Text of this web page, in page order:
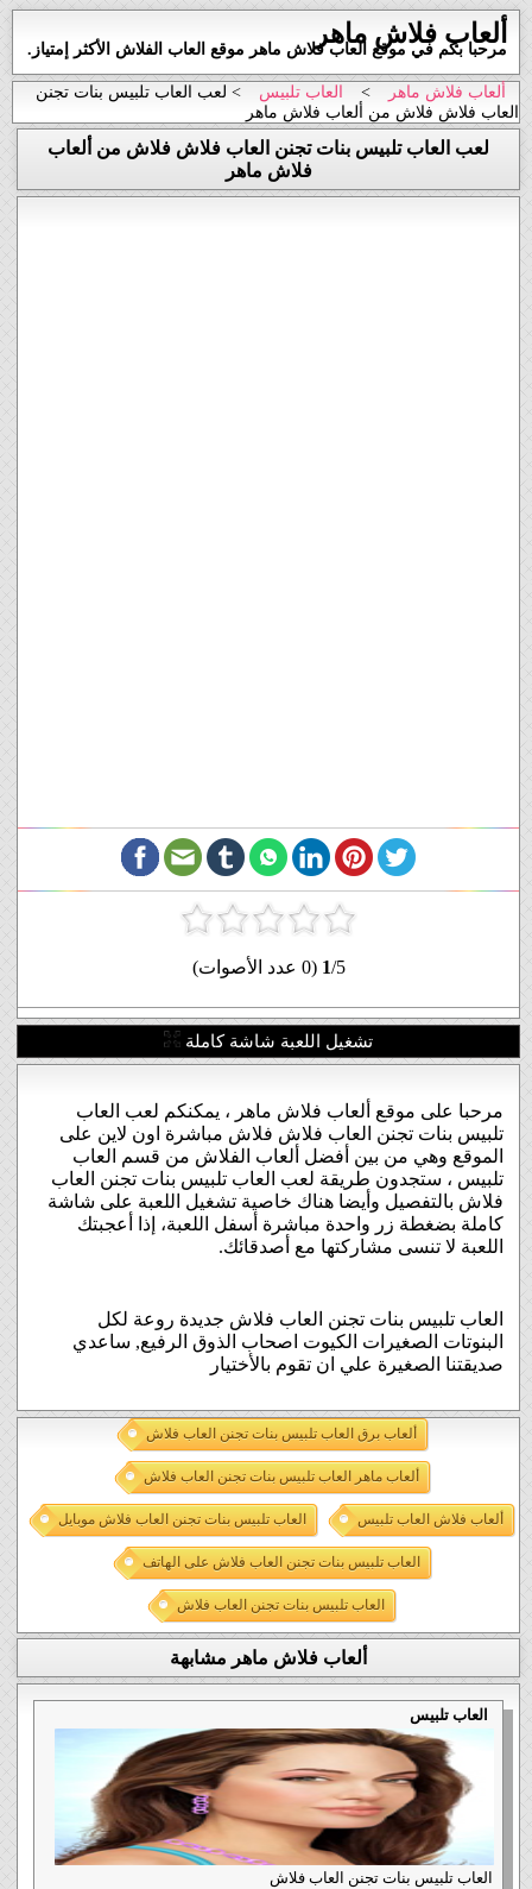
ألعاب فلاش ماهر
مرحبا بكم في موقع العاب فلاش ماهر موقع العاب الفلاش الأكثر إمتياز.
ألعاب فلاش ماهر > العاب تلبيس
> لعب العاب تلبيس بنات تجنن
العاب فلاش فلاش من ألعاب فلاش ماهر
لعب العاب تلبيس بنات تجنن العاب فلاش فلاش من ألعاب
فلاش ماهر
1/5 (0 عدد الأصوات)
تشغيل اللعبة شاشة كاملة
مرحبا على موقع ألعاب فلاش ماهر ، يمكنكم لعب العاب
تلبيس بنات تجنن العاب فلاش فلاش مباشرة اون لاين على
الموقع وهي من بين أفضل ألعاب الفلاش من قسم العاب
تلبيس ، ستجدون طريقة لعب العاب تلبيس بنات تجنن العاب
فلاش بالتفصيل وأيضا هناك خاصية تشغيل اللعبة على شاشة
كاملة بضغطة زر واحدة مباشرة أسفل اللعبة، إذا أعجبتك
اللعبة لا تنسى مشاركتها مع أصدقائك.
العاب تلبيس بنات تجنن العاب فلاش جديدة روعة لكل
البنوتات الصغيرات الكيوت اصحاب الذوق الرفيع, ساعدي
صديقتنا الصغيرة علي ان تقوم بالأختيار
ألعاب برق العاب تلبيس بنات تجنن العاب فلاش
ألعاب ماهر العاب تلبيس بنات تجنن العاب فلاش
ألعاب فلاش العاب تلبيس العاب تلبيس بنات تجنن العاب فلاش موبايل
العاب تلبيس بنات تجنن العاب فلاش على الهاتف
العاب تلبيس بنات تجنن العاب فلاش
ألعاب فلاش ماهر مشابهة
العاب تلبيس
العاب تلبيس بنات تجنن العاب فلاش